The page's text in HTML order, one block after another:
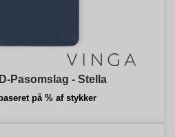
Pasomslag - Stella
på % af stykker